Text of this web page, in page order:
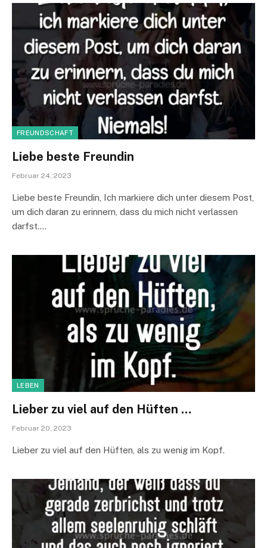
FREUNDSCHAFT
Liebe beste Freundin
Februar 24, 2023
Liebe beste Freundin, Ich markiere dich unter diesem Post,
um dich daran zu erinnern, dass du mich nicht verlassen
darfst.…
LEBEN
Lieber zu viel auf den Hüften …
Februar 20, 2023
Lieber zu viel auf den Hüften, als zu wenig im Kopf.